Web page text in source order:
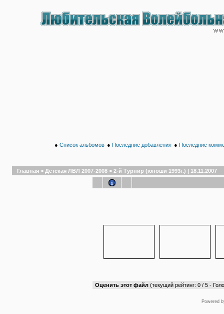
● Список альбомов ● Последние добавления ● Последние
Главная > Детская ЛВЛ 2007-2008 > 2-й Турнир (юноши 1993г.) | 18.11.2007
Оценить этот файл (текущий рейтинг: 0 / 5 -
Powered